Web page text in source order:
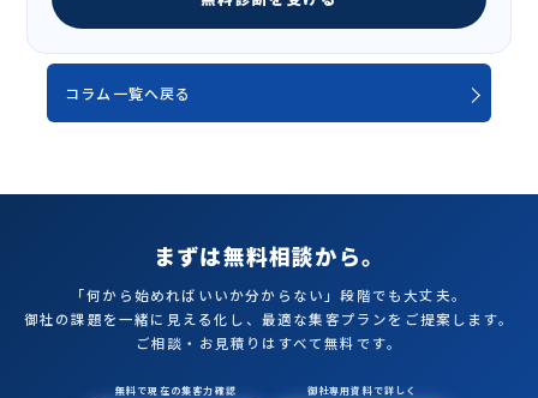
コラム一覧へ戻る
まずは無料相談から。
「何から始めればいいか分からない」段階でも大丈夫。
御社の課題を一緒に見える化し、最適な集客プランをご提案します。
ご相談・お見積りはすべて無料です。
無料で現在の集客力確認 御社専用資料で詳しく